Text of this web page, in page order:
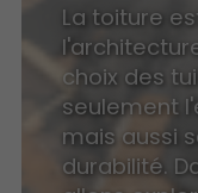
La toiture
choix des
seulement
mais aussi
durabilité.